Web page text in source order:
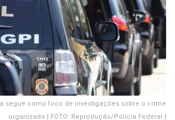
segue como foco de investigações sobre o crime
organizado | FOTO: Reprodução/Polícia Federal |